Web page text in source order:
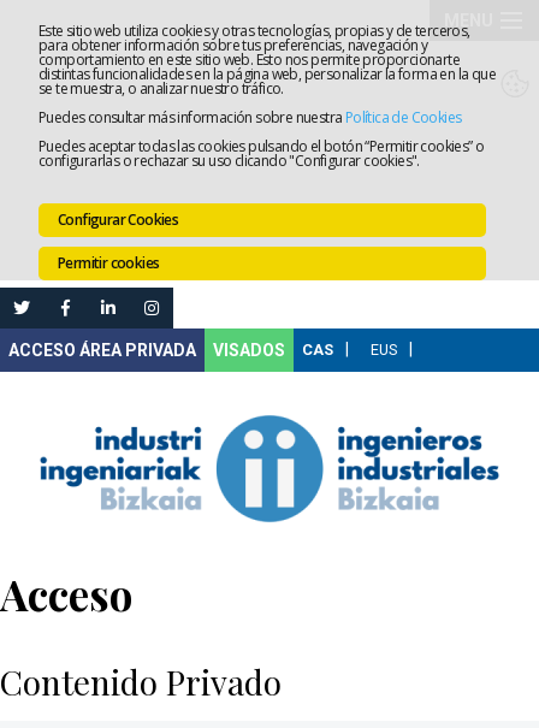
Este sitio web utiliza cookies y otras tecnologías, propias y de terceros,
para obtener información sobre tus preferencias, navegación y
comportamiento en este sitio web. Esto nos permite proporcionarte
distintas funcionalidades en la página web, personalizar la forma en la que
se te muestra, o analizar nuestro tráfico.
Puedes consultar más información sobre nuestra Política de Cookies
Puedes aceptar todas las cookies pulsando el botón “Permitir cookies” o
configurarlas o rechazar su uso clicando "Configurar cookies".
Configurar Cookies
Permitir cookies
VISADOS
Acceso
Contenido Privado
El
Colegio
Empleo
Ventanilla